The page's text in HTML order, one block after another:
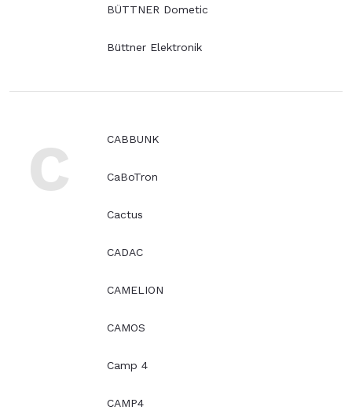
BÜTTNER Dometic
Büttner Elektronik
C CABBUNK
CaBoTron
Cactus
CADAC
CAMELION
CAMOS
Camp 4
CAMP4